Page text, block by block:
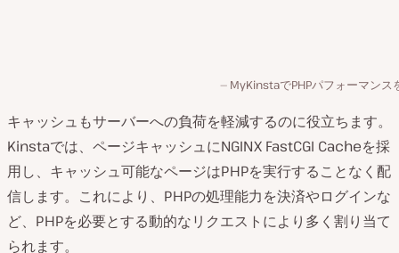
MyKinstaでPHPパフォーマンス
キャッシュもサーバーへの負荷を軽減するのに役立ちます。
Kinstaでは、ページキャッシュにNGINX FastCGI Cacheを採
用し、キャッシュ可能なページはPHPを実行することなく配
信します。これにより、PHPの処理能力を決済やログインな
ど、PHPを必要とする動的なリクエストにより多く割り当て
られます。